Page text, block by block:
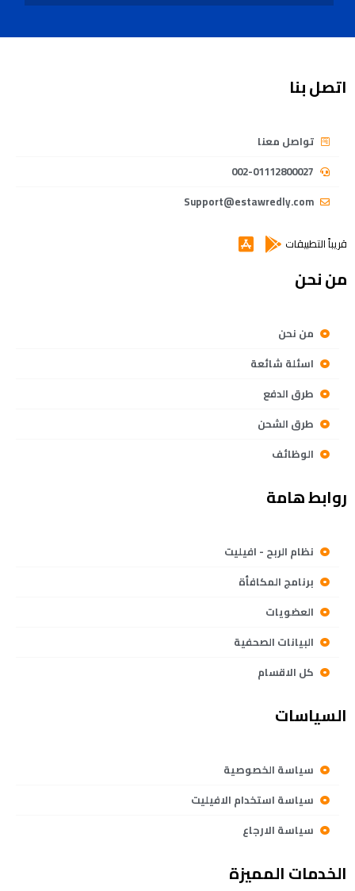
اتصل بنا
تواصل معنا
002-01112800027
Support@estawredly.com
قريباً التطبيقات
من نحن
من نحن
اسئلة شائعة
طرق الدفع
طرق الشحن
الوظائف
روابط هامة
نظام الربح - افيليت
برنامج المكافأة
العضويات
البيانات الصحفية
كل الاقسام
السياسات
سياسة الخصوصية
سياسة استخدام الافيليت
سياسة الارجاع
الخدمات المميزة